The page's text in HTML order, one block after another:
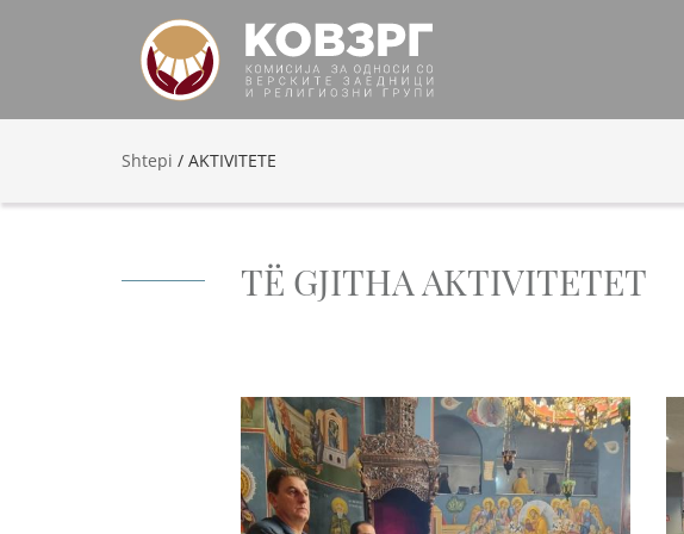
Shtepi / AKTIVITETE
TË GJITHA AKTIVITETET